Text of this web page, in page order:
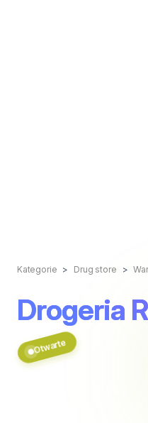
Kategorie Drug store
Drogeria
Otwarte